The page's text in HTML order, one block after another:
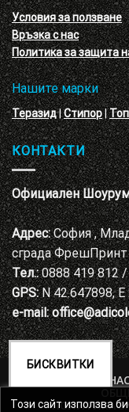
Условия за ползване
Връзка с нас
Политика за защита
Нашите марки
Теразид|Стипор|
КОНТАКТИ
Официален
Адрес:София ,
сграда ФрешПринт
Тел.:0888 419 812 /
GPS:N 42.647898, E
e-mail:
ЗА НАС
ПОЛИТИКА
БИСКВИТКИ
Този сайт използва